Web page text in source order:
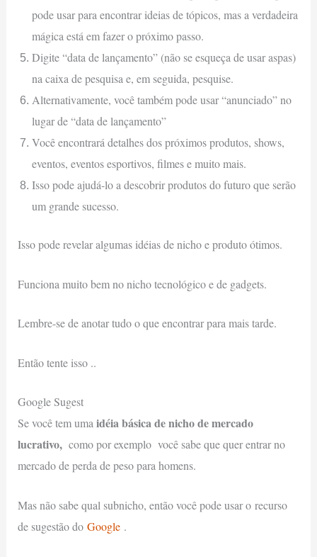
pode usar para encontrar ideias de tópicos, mas a verdadeira
mágica está em fazer o próximo passo.
Digite “data de lançamento” (não se esqueça de usar aspas)
na caixa de pesquisa e, em seguida, pesquise.
Alternativamente, você também pode usar “anunciado” no
lugar de “data de lançamento”
Você encontrará detalhes dos próximos produtos, shows,
eventos, eventos esportivos, filmes e muito mais.
Isso pode ajudá-lo a descobrir produtos do futuro que serão
um grande sucesso.
Isso pode revelar algumas idéias de nicho e produto ótimos.
Funciona muito bem no nicho tecnológico e de gadgets.
Lembre-se de anotar tudo o que encontrar para mais tarde.
Então tente isso ..
Google Sugest
Se você tem umaidéia básica de nicho de mercado
lucrativo,como por exemplo você sabe que quer entrar no
mercado de perda de peso para homens.
Mas não sabe qual subnicho, então você pode usar o recurso
de sugestão do Google.